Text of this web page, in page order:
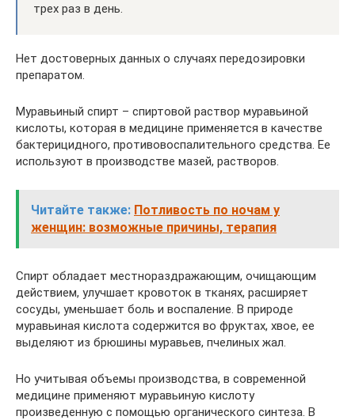
трех раз в день.
Нет достоверных данных о случаях передозировки
препаратом.
Муравьиный спирт – спиртовой раствор муравьиной
кислоты, которая в медицине применяется в качестве
бактерицидного, противовоспалительного средства. Ее
используют в производстве мазей, растворов.
Читайте также: Потливость по ночам у
женщин: возможные причины, терапия
Спирт обладает местнораздражающим, очищающим
действием, улучшает кровоток в тканях, расширяет
сосуды, уменьшает боль и воспаление. В природе
муравьиная кислота содержится во фруктах, хвое, ее
выделяют из брюшины муравьев, пчелиных жал.
Но учитывая объемы производства, в современной
медицине применяют муравьиную кислоту
произведенную с помощью органического синтеза. В